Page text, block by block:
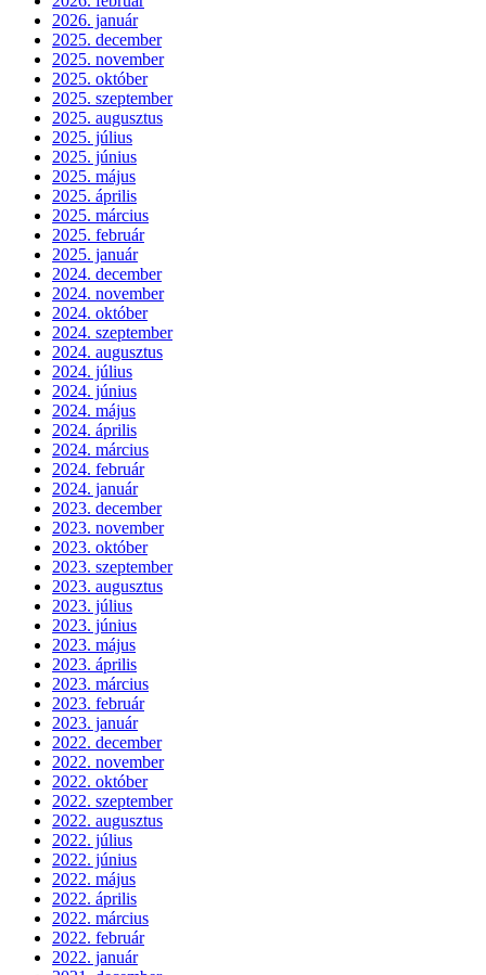
2026. január
2025. december
2025. november
2025. október
2025. szeptember
2025. augusztus
2025. július
2025. június
2025. május
2025. április
2025. március
2025. február
2025. január
2024. december
2024. november
2024. október
2024. szeptember
2024. augusztus
2024. július
2024. június
2024. május
2024. április
2024. március
2024. február
2024. január
2023. december
2023. november
2023. október
2023. szeptember
2023. augusztus
2023. július
2023. június
2023. május
2023. április
2023. március
2023. február
2023. január
2022. december
2022. november
2022. október
2022. szeptember
2022. augusztus
2022. július
2022. június
2022. május
2022. április
2022. március
2022. február
2022. január